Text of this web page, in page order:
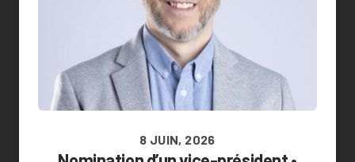
8 JUIN, 2026